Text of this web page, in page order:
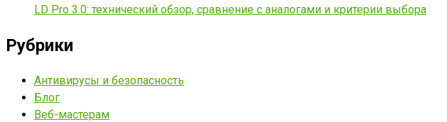
LD Pro 3.0: технический обзор, сравнение с аналогами и критерии выбора
Рубрики
Антивирусы и безопасность
Блог
Веб-мастерам